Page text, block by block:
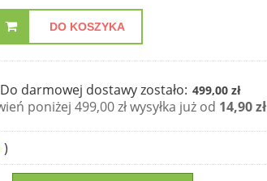
DO KOSZYKA
Do darmowej dostawy zostało: 499,00 zł
poniżej 499,00 zł wysyłka już od 14,90 zł
)